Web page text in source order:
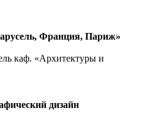
Франция, Париж»
каф. «Архитектуры и
дизайн